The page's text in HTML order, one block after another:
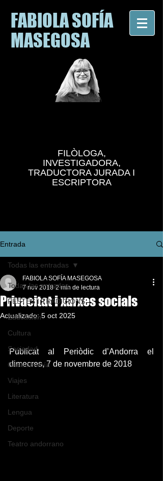
FABIOLA SOFÍA
MASEGOSA
FILÒLOGA,
INVESTIGADORA,
TRADUCTORA JURADA I
ESCRIPTORA
Entrada
Todas las entradas
FESTES I TRADICIONS
Educación
Cultura
Sociedad
Gastronomía
Viajes
Literatura
Lengua
Deporte
Teatro andorrano
Todas las entradas
Privacitat i xarxes socials
FABIOLA SOFÍA MASEGOSA
7 nov 2018 2 min de lectura
Actualizado:5 oct 2025
Publicat al Periòdic d’Andorra el
dimecres, 7 de novembre de 2018